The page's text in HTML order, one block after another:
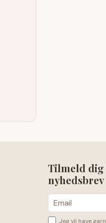
Tilmeld dig
nyhedsbrev
Jeg vil have